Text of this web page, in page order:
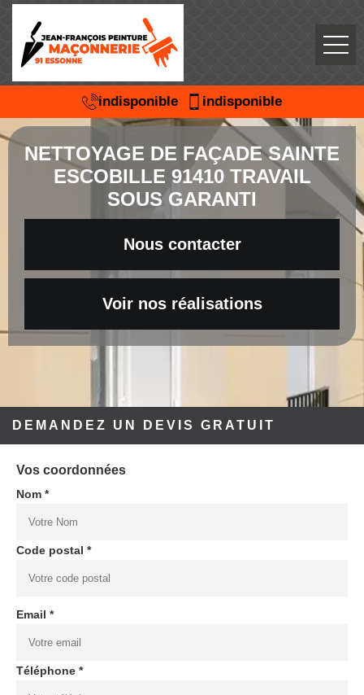
indisponible indisponible
NETTOYAGE DE FAÇADE SAINTE
ESCOBILLE 91410 TRAVAIL
SOUS GARANTI
Nous contacter
Voir nos réalisations
DEMANDEZ UN DEVIS GRATUIT
Vos coordonnées
Nom *
Code postal *
Email *
Téléphone *